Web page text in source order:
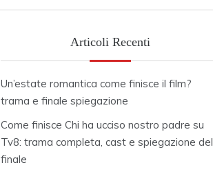
Articoli Recenti
Un’estate romantica come finisce il film?
trama e finale spiegazione
Come finisce Chi ha ucciso nostro padre su
Tv8: trama completa, cast e spiegazione del
finale